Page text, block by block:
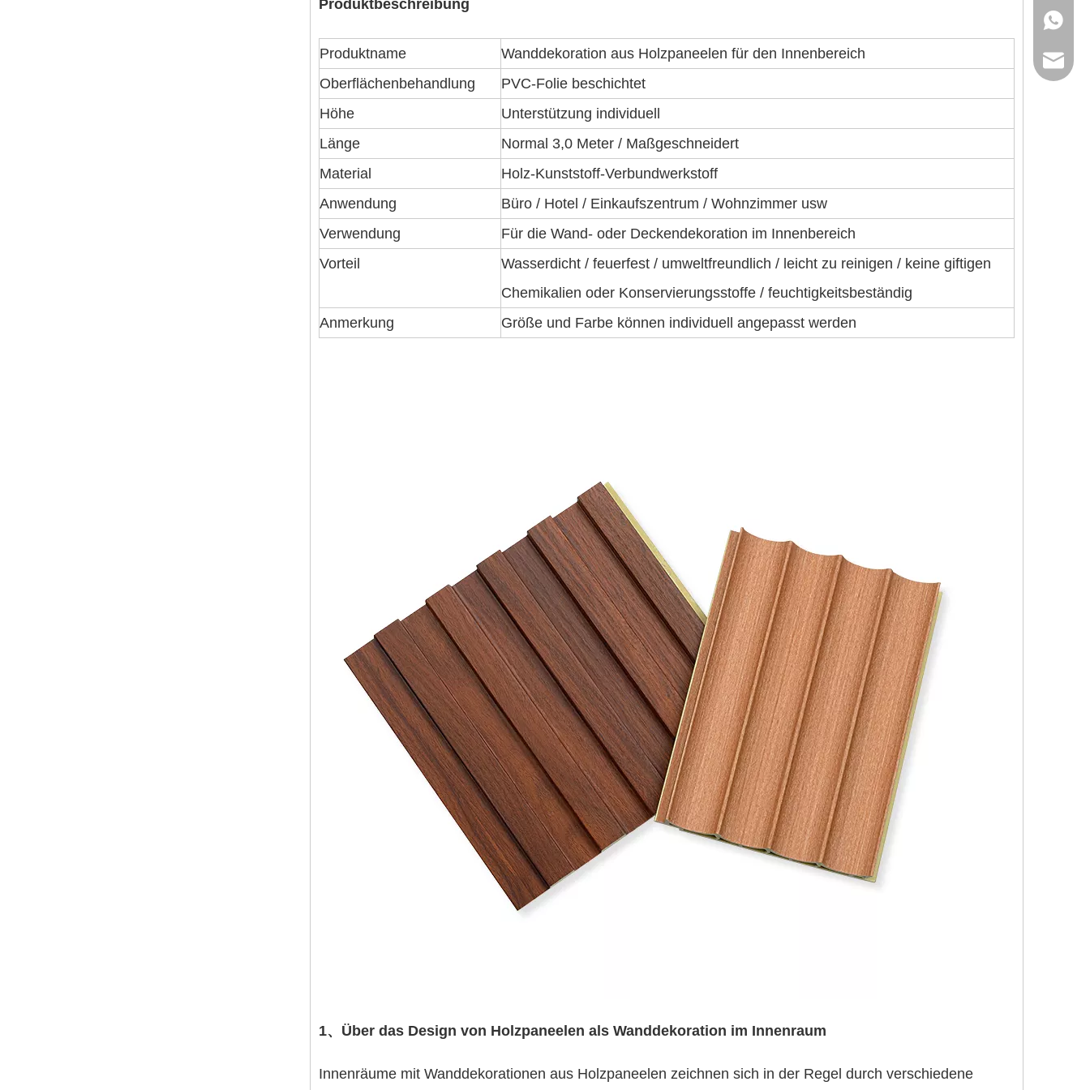
Produktbeschreibung
Produktname
Wanddekoration aus Holzpaneelen für den Innenbereich
Oberflächenbehandlung
PVC-Folie beschichtet
Höhe
Unterstützung individuell
Länge
Normal 3,0 Meter / Maßgeschneidert
Material
Holz-Kunststoff-Verbundwerkstoff
Anwendung
Büro / Hotel / Einkaufszentrum / Wohnzimmer usw
Verwendung
Für die Wand- oder Deckendekoration im Innenbereich
Vorteil
Wasserdicht / feuerfest / umweltfreundlich / leicht zu reinigen / keine giftigen
Chemikalien oder Konservierungsstoffe / feuchtigkeitsbeständig
Anmerkung
Größe und Farbe können individuell angepasst werden
1、Über das Design von Holzpaneelen als Wanddekoration im Innenraum
Innenräume mit Wanddekorationen aus Holzpaneelen zeichnen sich in der Regel durch verschiedene
+86-